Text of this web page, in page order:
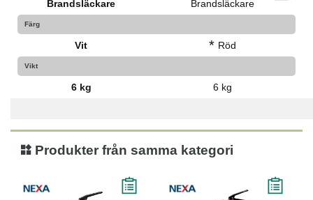
Brandsläckare Brandsläckare
Färg
Vit * Röd
Vikt
6 kg 6 kg
Produkter från samma kategori